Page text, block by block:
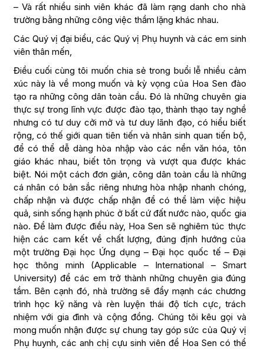
– Và rất nhiều sinh viên khác đã làm rạng danh cho nhà
trường bằng những công việc thầm lặng khác nhau.
Các Quý vị đại biểu, các Quý vị Phụ huynh và các em sinh
viên thân mến,
Điều cuối cùng tôi muốn chia sẻ trong buổi lễ nhiều cảm
xúc này là về mong muốn và kỳ vọng của Hoa Sen đào
tạo ra những công dân toàn cầu. Đó là những chuyên gia
thực sự trong lĩnh vực được đào tạo, thành thạo tay nghề
nhưng có tư duy cởi mở và tư duy lãnh đạo, có hiểu biết
rộng, có thế giới quan tiên tiến và nhân sinh quan tiến bộ,
để có thể dễ dàng hòa nhập vào các nền văn hóa, tôn
giáo khác nhau, biết tôn trọng và vượt qua được khác
biệt. Nói một cách đơn giản, công dân toàn cầu là những
cá nhân có bản sắc riêng nhưng hòa nhập nhanh chóng,
chấp nhận và được chấp nhận để có thể làm việc hiệu
quả, sinh sống hạnh phúc ở bất cứ đất nước nào, quốc gia
nào. Để làm được điều này, Hoa Sen sẽ nghiêm túc thực
hiện các cam kết về chất lượng, đúng định hướng của
một trường Đại học Ứng dụng – Đại học quốc tế – Đại
học thông minh (Applicable – International – Smart
University) để các em trở thành những chuyên gia đúng
tầm. Bên cạnh đó, nhà trường sẽ đẩy mạnh các chương
trình học kỹ năng và rèn luyện thái độ tích cực, trách
nhiệm với gia đình và cộng đồng. Chúng tôi kêu gọi và
mong muốn nhận được sự chung tay góp sức của Quý vị
Phụ huynh, các anh chị cựu sinh viên để Hoa Sen có thể